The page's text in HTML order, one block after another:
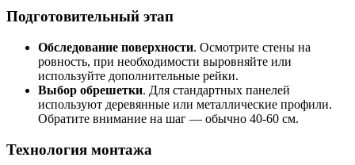
Подготовительный этап
Обследование поверхности. Осмотрите стены на
ровность, при необходимости выровняйте или
используйте дополнительные рейки.
Выбор обрешетки. Для стандартных панелей
используют деревянные или металлические профили.
Обратите внимание на шаг — обычно 40-60 см.
Технология монтажа